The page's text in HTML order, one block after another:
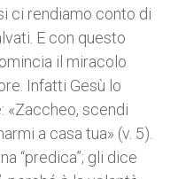
ci rendiamo conto di
E con questo
il miracolo
Infatti Gesù lo
«Zaccheo, scendi
a casa tua» (v. 5).
“predica”; gli dice